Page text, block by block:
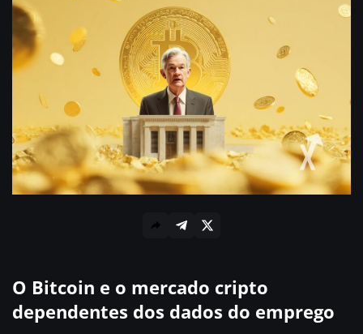
O Bitcoin e o mercado cripto
dependentes dos dados do emprego